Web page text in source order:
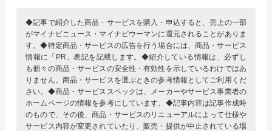
◆記事で紹介した商品・サービスを購入・申込すると、売上の一部
がマイナビニュース・マイナビウーマンに還元されることがありま
す。◆特定商品・サービスの広告を行う場合には、商品・サービス
情報に「PR」表記を記載します。◆紹介している情報は、必ずし
も個々の商品・サービスの安全性・有効性を示しているわけではあ
りません。商品・サービスを選ぶときの参考情報としてご利用くだ
さい。◆商品・サービススペックは、メーカーやサービス事業者の
ホームページの情報を参考にしています。◆記事内容は記事作成時
のもので、その後、商品・サービスのリニューアルによって仕様や
サービス内容が変更されていたり、販売・提供が中止されている場